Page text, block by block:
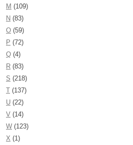
M (109)
N (83)
O (59)
P (72)
Q (4)
R (83)
S (218)
T (137)
U (22)
V (14)
W (123)
X (1)